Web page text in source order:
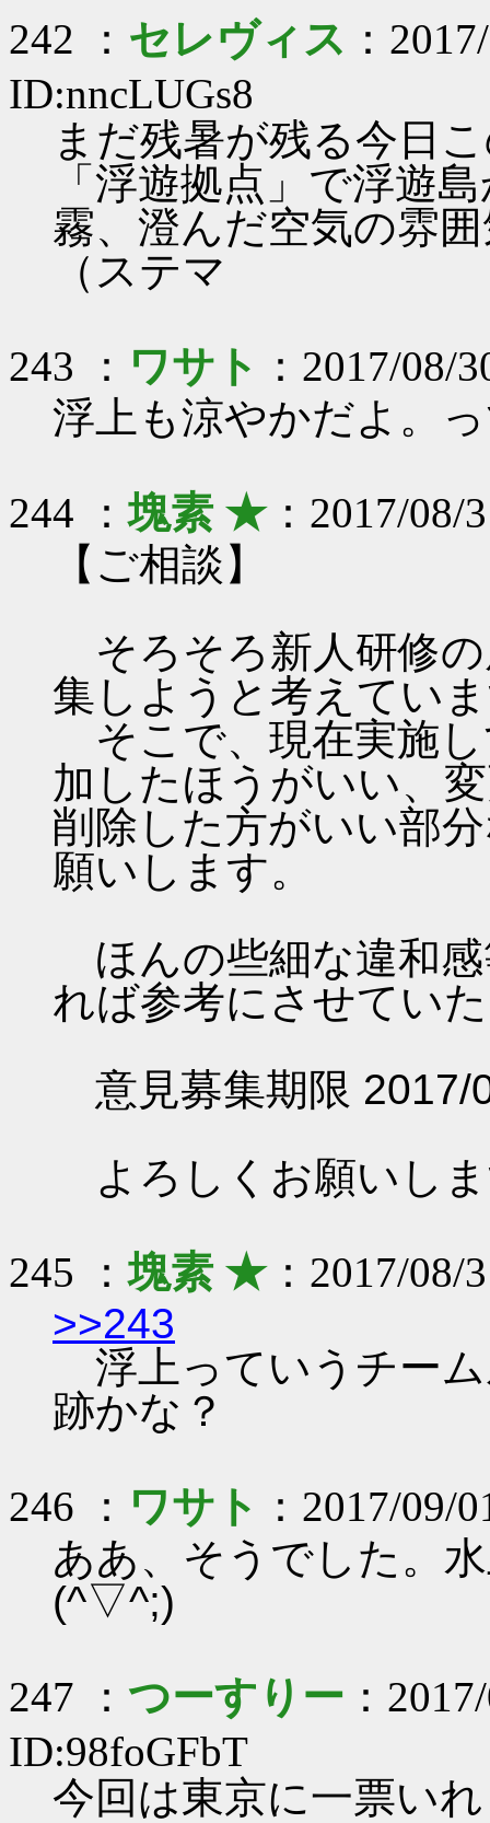
242 ： セレヴィス ：
ID:nncLUGs8
まだ残暑が残る今日
「浮遊拠点」で浮遊
霧、澄んだ空気の雰
（ステマ
243 ： ワサト ：2017/08/
浮上も涼やかだよ。
244 ：塊素 ★：2017/08/
【ご相談】
そろそろ新人研修
集しようと考えてい
そこで、現在実施
加したほうがいい、
削除した方がいい部
願いします。
ほんの些細な違和
れば参考にさせてい
意見募集期限 2017/
よろしくお願いし
245 ：塊素 ★：2017/08/
>>243
浮上っていうチー
跡かな？
246 ： ワサト ：2017/09/
ああ、そうでした。
(^▽^;)
247 ： つーすりー ：
ID:98foGFbT
今回は東京に一票い